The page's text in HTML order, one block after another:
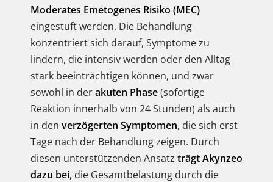
Moderates Emetogenes Risiko (MEC)
eingestuft werden. Die Behandlung
konzentriert sich darauf, Symptome zu
lindern, die intensiv werden oder den Alltag
stark beeinträchtigen können, und zwar
sowohl in derakuten Phase(sofortige
Reaktion innerhalb von 24 Stunden) als auch
in den verzögerten Symptomen, die sich erst
Tage nach der Behandlung zeigen. Durch
diesen unterstützenden Ansatz trägt Akynzeo
dazu bei, die Gesamtbelastung durch die